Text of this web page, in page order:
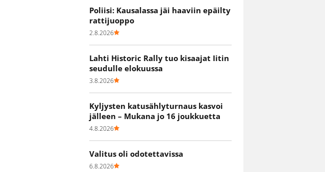
Poliisi: Kausalassa jäi haaviin epäilty
rattijuoppo
2.8.2026
Lahti Historic Rally tuo kisaajat Iitin
seudulle elokuussa
3.8.2026
Kyljysten katusählyturnaus kasvoi
jälleen – Mukana jo 16 joukkuetta
4.8.2026
Valitus oli odotettavissa
6.8.2026